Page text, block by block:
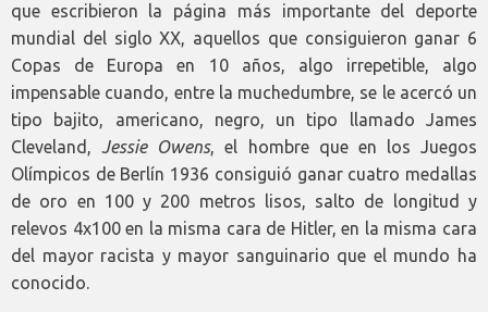
que escribieron la página más importante del deporte
mundial del siglo XX, aquellos que consiguieron ganar 6
Copas de Europa en 10 años, algo irrepetible, algo
impensable cuando, entre la muchedumbre, se le acercó un
tipo bajito, americano, negro, un tipo llamado James
Cleveland,Jessie Owens, el hombre que en los Juegos
Olímpicos de Berlín 1936 consiguió ganar cuatro medallas
de oro en 100 y 200 metros lisos, salto de longitud y
relevos 4x100 en la misma cara de Hitler, en la misma cara
del mayor racista y mayor sanguinario que el mundo ha
conocido.